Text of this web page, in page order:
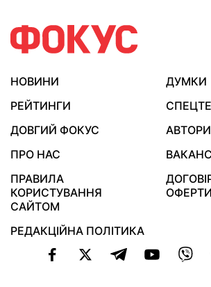
НОВИНИ
ДУМКИ
РЕЙТИНГИ
ДОВГИЙ ФОКУС
АВТОРИ
ПРО НАС
ПРАВИЛА
КОРИСТУВАННЯ
САЙТОМ
ОФЕРТИ
РЕДАКЦІЙНА ПОЛІТИКА